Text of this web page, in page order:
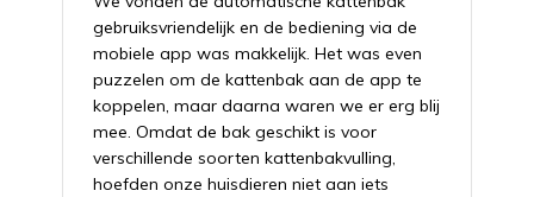
gebruiksvriendelijk en de bediening via de
mobiele app was makkelijk. Het was even
puzzelen om de kattenbak aan de app te
koppelen, maar daarna waren we er erg blij
mee. Omdat de bak geschikt is voor
verschillende soorten kattenbakvulling,
hoefden onze huisdieren niet aan iets